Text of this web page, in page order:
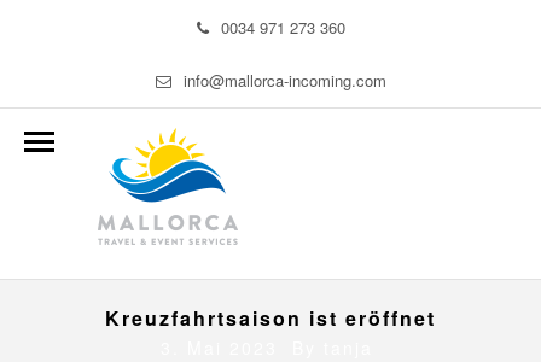
0034 971 273 360
info@mallorca-incoming.com
Kreuzfahrtsaison ist eröffnet